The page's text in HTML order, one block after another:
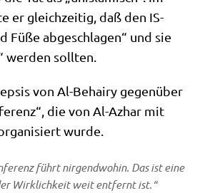
er gleich­zei­tig, daß den IS-
Füße abge­schla­gen“ und sie
wer­den sollten.
von Al-Behairy gegen­über
die von Al-Azhar mit
wurde.
führt nir­gend­wo­hin. Das ist eine
Wirk­lich­keit weit ent­fernt ist.“